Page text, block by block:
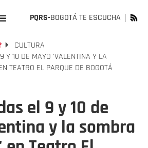
PQRS-BOGOTÁ TE ESCUCHA
CULTURA
Y 10 DE MAYO 'VALENTINA Y LA
TEATRO EL PARQUE DE BOGOTÁ
el 9 y 10 de
y la sombra